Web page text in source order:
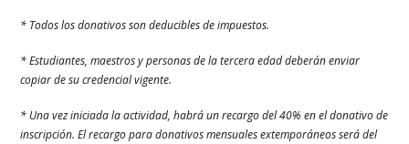
* Todos los donativos son deducibles de impuestos.
* Estudiantes, maestros y personas de la tercera edad deberán enviar
copiar de su credencial vigente.
* Una vez iniciada la actividad, habrá un recargo del 40% en el donativo de
inscripción. El recargo para donativos mensuales extemporáneos será del